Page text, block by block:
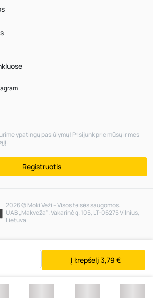
Į krepšelį 3,79 €
ypatingų pasiūlymų! Prisijunk prie mūsų ir mes
Registruotis
2026 © Moki Veži – Visos teisės saugomos.
UAB „Makveža“. Vakarinė g. 105, LT-06275 Vilnius,
Lietuva